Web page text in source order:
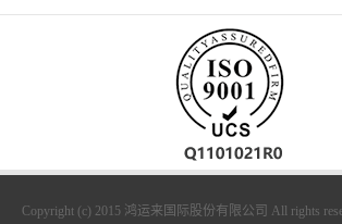
Copyright (c) 2015 鸿运来国际股份有限公司 All rights